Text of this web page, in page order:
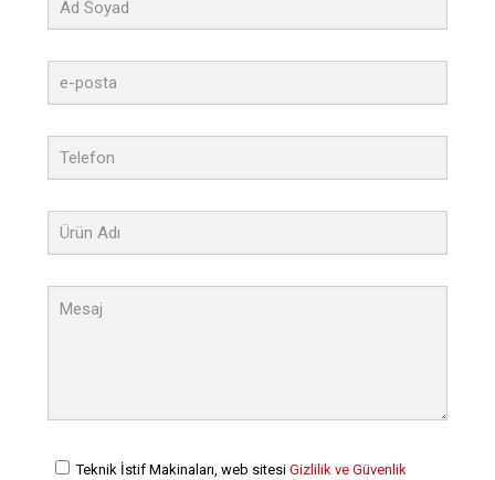
Teknik İstif Makinaları, web sitesi Gizlilik ve Güvenlik